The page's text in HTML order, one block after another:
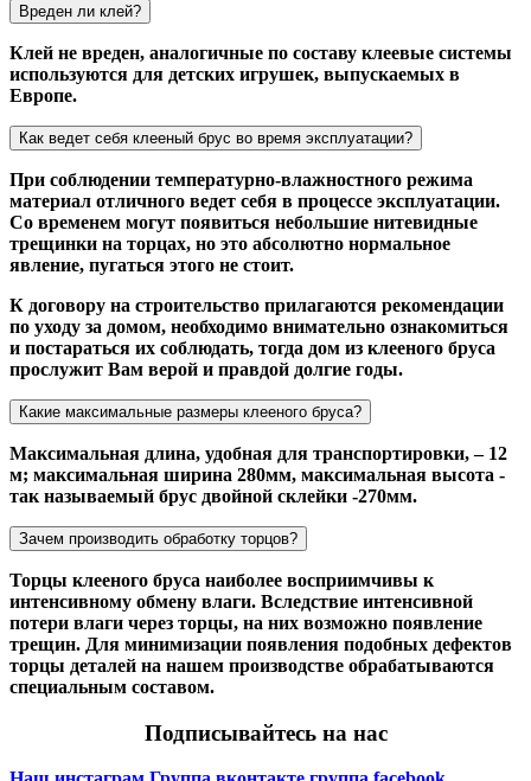
Вреден ли клей?
Клей не вреден, аналогичные по составу клеевые системы
используются для детских игрушек, выпускаемых в
Европе.
Как ведет себя клееный брус во время эксплуатации?
При соблюдении температурно-влажностного режима
материал отличного ведет себя в процессе эксплуатации.
Со временем могут появиться небольшие нитевидные
трещинки на торцах, но это абсолютно нормальное
явление, пугаться этого не стоит.
К договору на строительство прилагаются рекомендации
по уходу за домом, необходимо внимательно ознакомиться
и постараться их соблюдать, тогда дом из клееного бруса
прослужит Вам верой и правдой долгие годы.
Какие максимальные размеры клееного бруса?
Максимальная длина, удобная для транспортировки, – 12
м; максимальная ширина 280мм, максимальная высота -
так называемый брус двойной склейки -270мм.
Зачем производить обработку торцов?
Торцы клееного бруса наиболее восприимчивы к
интенсивному обмену влаги. Вследствие интенсивной
потери влаги через торцы, на них возможно появление
трещин. Для минимизации появления подобных дефектов
торцы деталей на нашем производстве обрабатываются
специальным составом.
Подписывайтесь на нас